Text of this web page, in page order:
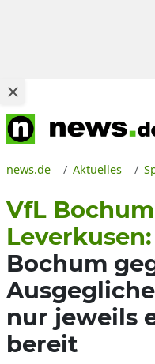
news.de Aktuelles
VfL
Leverkusen:
Bochum
nur jeweils
bereit